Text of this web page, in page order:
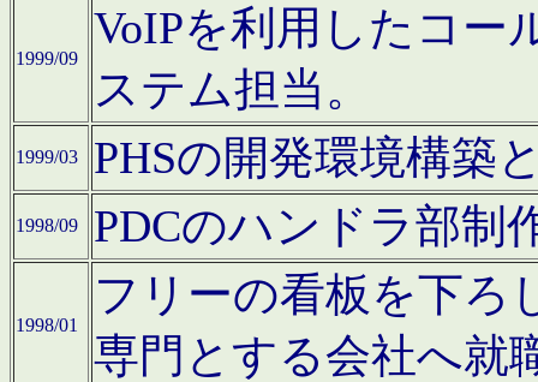
1999/09
VoIPを利用したコー
ステム担当。
1999/03 PHSの開発環境構築
1998/09 PDCのハンドラ部制
1998/01
フリーの看板を下ろ
専門とする会社へ就